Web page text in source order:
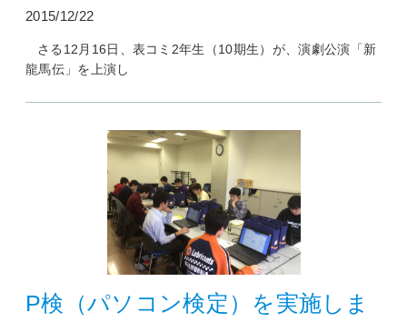
2015/12/22
さる12月16日、表コミ2年生（10期生）が、演劇公演「新
龍馬伝」を上演し
P検（パソコン検定）を実施しま